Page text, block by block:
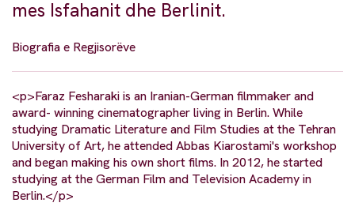
mes Isfahanit dhe Berlinit.
Biografia e Regjisorëve
<p>Faraz Fesharaki is an Iranian-German filmmaker and
award- winning cinematographer living in Berlin. While
studying Dramatic Literature and Film Studies at the Tehran
University of Art, he attended Abbas Kiarostami's workshop
and began making his own short films. In 2012, he started
studying at the German Film and Television Academy in
Berlin.</p>